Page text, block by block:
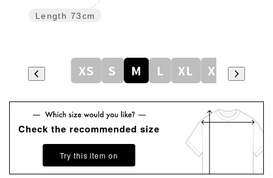
Length 73cm
XS S M L XL XXL
Check the recommended size
Try this item on